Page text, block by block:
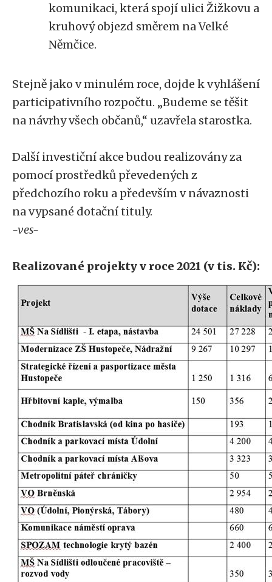
komunikaci, která spojí ulici Žižkovu a
kruhový objezd směrem na Velké
Němčice.
Stejně jako v minulém roce, dojde k vyhlášení
participativního rozpočtu. „Budeme se těšit
na návrhy všech občanů,“ uzavřela starostka.
Další investiční akce budou realizovány za
pomocí prostředků převedených z
předchozího roku a především v návaznosti
na vypsané dotační tituly.
-ves-
Realizované projekty v roce 2021 (v tis. Kč):